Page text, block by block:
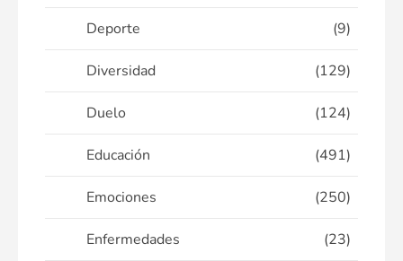
Deporte (9)
Diversidad (129)
Duelo (124)
Educación (491)
Emociones (250)
Enfermedades (23)